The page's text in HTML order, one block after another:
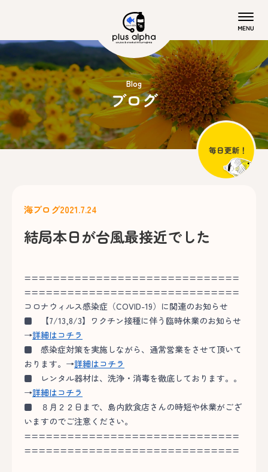
Blog
ブログ
海ブログ2021.7.24
結局本日が台風最接近でした
==============================
==============================
コロナウィルス感染症（COVID-19）に関連のお知らせ
■ 【7/13,8/3】ワクチン接種に伴う臨時休業のお知らせ
→詳細はコチラ
■ 感染症対策を実施しながら、通常営業をさせて頂いて
おります。→詳細はコチラ
■ レンタル器材は、洗浄・消毒を徹底しております。。
→詳細はコチラ
■ ８月２２日まで、島内飲食店さんの時短や休業がござ
いますのでご注意ください。
==============================
==============================